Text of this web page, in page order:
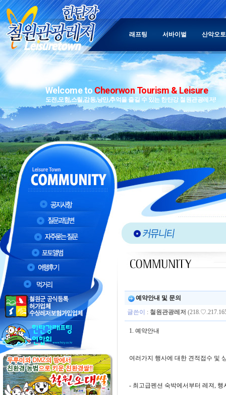
Welcome to Cheorwon Tourism & Leisure
도전,모험,스릴,감동,낭만,추억을 즐길 수 있는 한탄강 철원관광레저!
래프팅 서바이벌 산악오
예약안내 및 문의
글쓴이
: 철원관광레저
1. 예약안내
여러가지 행사에 대한 견적접수 및
- 최고급펜션 숙박에서부터 레져,